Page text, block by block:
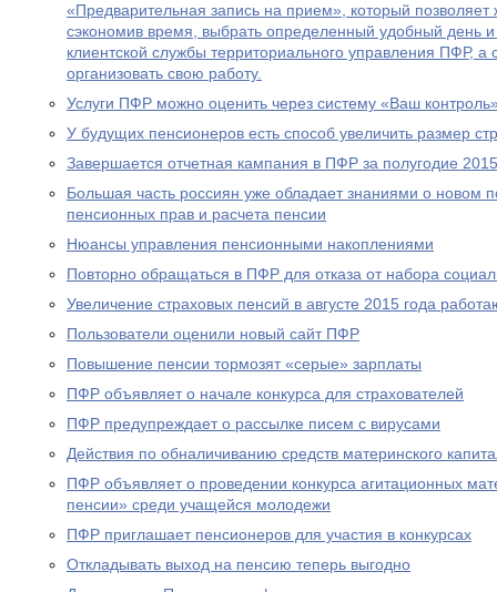
«Предварительная запись на прием», который
сэкономив время, выбрать определенный удобный день
клиентской службы территориального управления ПФР,
организовать свою работу.
Услуги ПФР можно оценить через систему «Ваш
У будущих пенсионеров есть способ увеличить размер
Завершается отчетная кампания в ПФР за полугодие
Большая часть россиян уже обладает знаниями о новом
пенсионных прав и расчета пенсии
Нюансы управления пенсионными накоплениями
Повторно обращаться в ПФР для отказа от набора
Увеличение страховых пенсий в августе 2015 года
Пользователи оценили новый сайт ПФР
Повышение пенсии тормозят «серые» зарплаты
ПФР объявляет о начале конкурса для страхователей
ПФР предупреждает о рассылке писем с вирусами
Действия по обналичиванию средств материнского
ПФР объявляет о проведении конкурса агитационных
пенсии» среди учащейся молодежи
ПФР приглашает пенсионеров для участия в конкурсах
Откладывать выход на пенсию теперь выгодно